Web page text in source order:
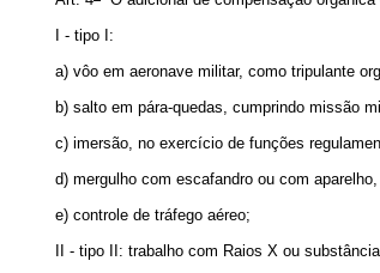
I - tipo I:
a) vôo em aeronave militar, como tripulante
b) salto em pára-quedas, cumprindo missão
c) imersão, no exercício de funções
d) mergulho com escafandro ou com
e) controle de tráfego aéreo;
II - tipo II: trabalho com Raios X ou